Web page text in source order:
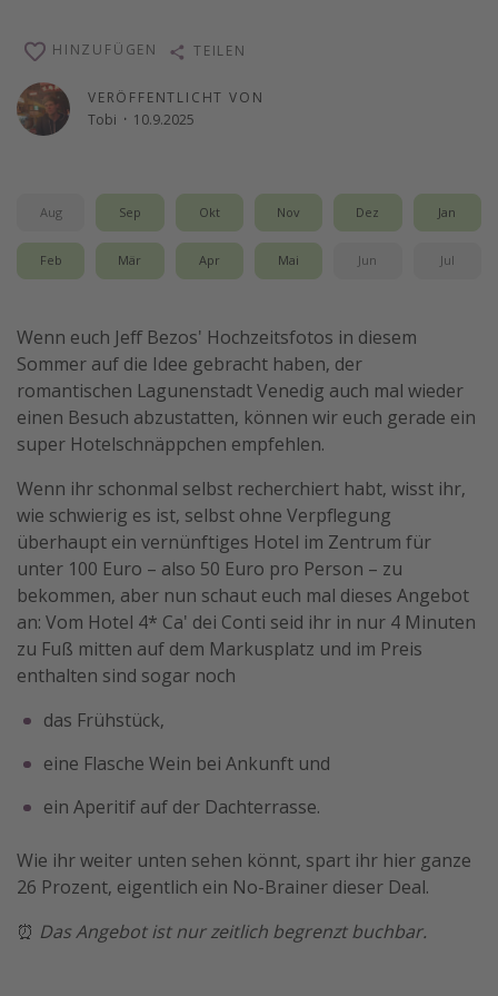
Reise Journal
Schönste Naturwunder der Welt
Digital Nomad Tipps
VERÖFFENTLICHT VON
Tobi · 10.9.2025
HINZUFÜGEN TEILEN
Aug Sep Okt Nov Dez Jan
Feb Mär Apr Mai Jun Jul
Wenn euch Jeff Bezos' Hochzeitsfotos in diesem
Sommer auf die Idee gebracht haben, der
romantischen Lagunenstadt Venedig auch mal wieder
einen Besuch abzustatten, können wir euch gerade ein
super Hotelschnäppchen empfehlen.
Wenn ihr schonmal selbst recherchiert habt, wisst ihr,
wie schwierig es ist, selbst ohne Verpflegung
überhaupt ein vernünftiges Hotel im Zentrum für
unter 100 Euro – also 50 Euro pro Person – zu
bekommen, aber nun schaut euch mal dieses Angebot
an: Vom Hotel 4* Ca' dei Conti seid ihr in nur 4 Minuten
zu Fuß mitten auf dem Markusplatz und im Preis
enthalten sind sogar noch
das Frühstück,
eine Flasche Wein bei Ankunft und
ein Aperitif auf der Dachterrasse.
Wie ihr weiter unten sehen könnt, spart ihr hier ganze
26 Prozent, eigentlich ein No-Brainer dieser Deal.
⏰ Das Angebot ist nur zeitlich begrenzt buchbar.